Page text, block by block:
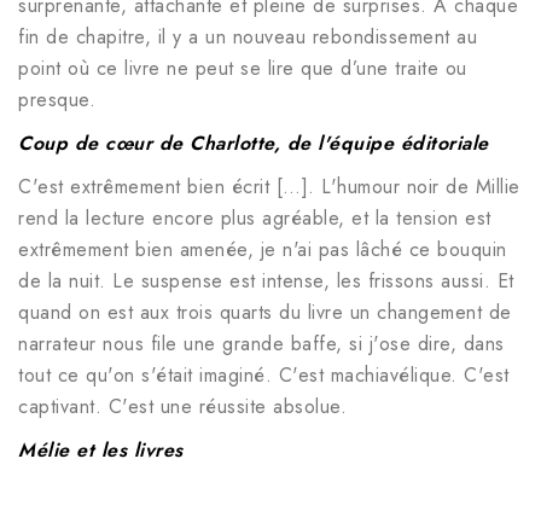
surprenante, attachante et pleine de surprises. A chaque
fin de chapitre, il y a un nouveau rebondissement au
point où ce livre ne peut se lire que d’une traite ou
presque.
Coup de cœur de Charlotte, de l'équipe éditoriale
C'est extrêmement bien écrit […]. L'humour noir de Millie
rend la lecture encore plus agréable, et la tension est
extrêmement bien amenée, je n'ai pas lâché ce bouquin
de la nuit. Le suspense est intense, les frissons aussi. Et
quand on est aux trois quarts du livre un changement de
narrateur nous file une grande baffe, si j'ose dire, dans
tout ce qu'on s'était imaginé. C'est machiavélique. C'est
captivant. C'est une réussite absolue.
Mélie et les livres